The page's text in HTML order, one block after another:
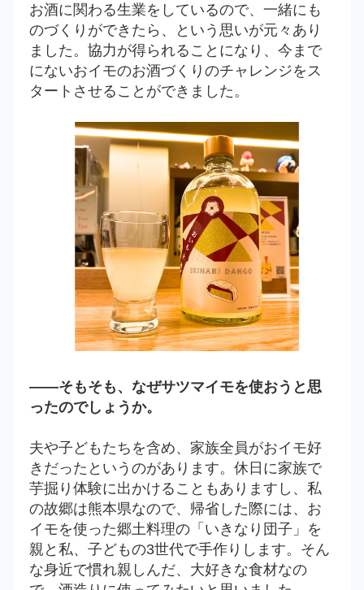
お酒に関わる生業をしているので、一緒にも
のづくりができたら、という思いが元々あり
ました。協力が得られることになり、今まで
にないおイモのお酒づくりのチャレンジをス
タートさせることができました。
――そもそも、なぜサツマイモを使おうと思
ったのでしょうか。
夫や子どもたちを含め、家族全員がおイモ好
きだったというのがあります。休日に家族で
芋掘り体験に出かけることもありますし、私
の故郷は熊本県なので、帰省した際には、お
イモを使った郷土料理の「いきなり団子」を
親と私、子どもの3世代で手作りします。そん
な身近で慣れ親しんだ、大好きな食材なの